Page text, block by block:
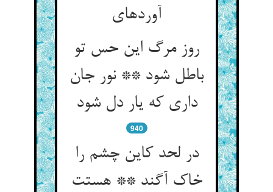
آورده‏ای‏
روز مرگ این حس تو
باطل شود ** نور جان
داری که یار دل شود
940
در لحد کاین چشم را
خاک آگند ** هستت